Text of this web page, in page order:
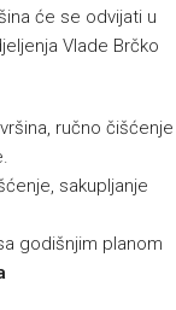
će se odvijati u
Vlade Brčko
ručno čišćenje
sakupljanje
godišnjim planom